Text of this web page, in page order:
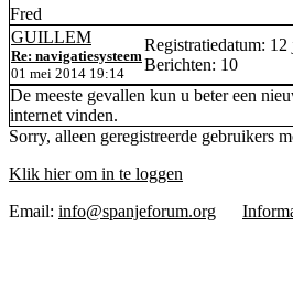
Fred
GUILLEM
Re: navigatiesysteem
01 mei 2014 19:14
Registratiedatum: 12
Berichten: 10
De meeste gevallen kun u beter een
internet vinden.
Sorry, alleen geregistreerde gebruikers
Klik hier om in te loggen
Email: info@spanjeforum.org